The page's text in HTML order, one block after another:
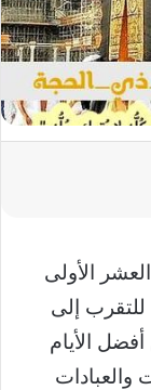
الأولى
إلى
الأيام
والعبادات